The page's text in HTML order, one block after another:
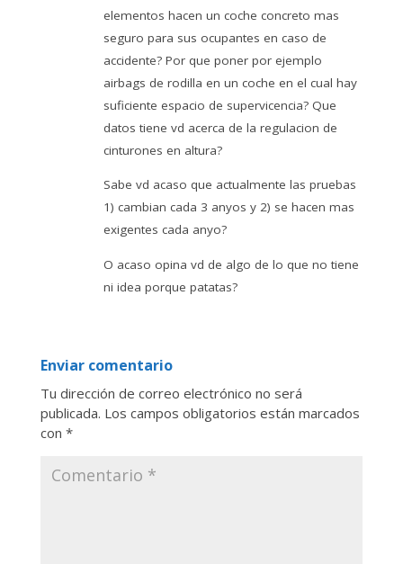
elementos hacen un coche concreto mas
seguro para sus ocupantes en caso de
accidente? Por que poner por ejemplo
airbags de rodilla en un coche en el cual hay
suficiente espacio de supervicencia? Que
datos tiene vd acerca de la regulacion de
cinturones en altura?
Sabe vd acaso que actualmente las pruebas
1) cambian cada 3 anyos y 2) se hacen mas
exigentes cada anyo?
O acaso opina vd de algo de lo que no tiene
ni idea porque patatas?
Enviar comentario
Tu dirección de correo electrónico no será
publicada. Los campos obligatorios están marcados
con *